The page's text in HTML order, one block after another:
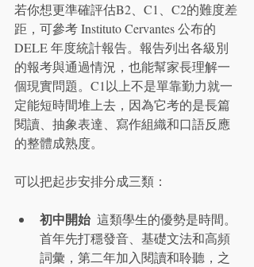
若你想更準確評估B2、C1、C2的難度差
距，可參考 Instituto Cervantes 公布的
DELE 年度統計報告。報告列出各級別
的報考與通過情況，也能幫家長理解一
個現實問題。C1以上不是單靠勤力就一
定能短時間堆上去，因為它考的是長篇
閱讀、抽象表達、寫作組織和口語反應
的整體成熟度。
可以把起步安排分成三類：
初中開始
  這類學生的優勢是時間。
首年先打穩發音、基礎文法和高頻
詞彙，第二年加入閱讀和聆聽，之